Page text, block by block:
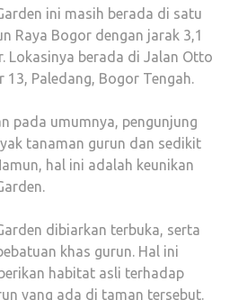
ini masih berada di satu
Raya Bogor dengan jarak 3,1
Lokasinya berada di Jalan Otto
Paledang, Bogor Tengah.
pada umumnya, pengunjung
tanaman gurun dan sedikit
hal ini adalah keunikan
dibiarkan terbuka, serta
khas gurun. Hal ini
habitat asli terhadap
yang ada di taman tersebut.